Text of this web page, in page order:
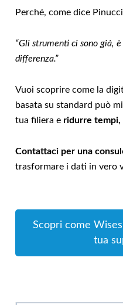
Perché, come dice
“Gli strumenti ci sono già,
differenza.”
Vuoi scoprire come la
basata su standard può
tua filiera e ridurre tempi,
Contattaci per una
trasformare i dati in vero
Scopri come
tua